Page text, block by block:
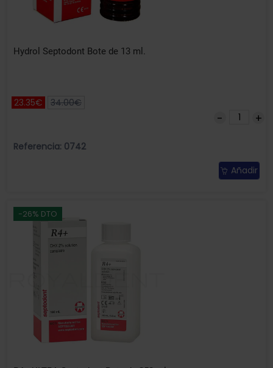
Hydrol Septodont Bote de 13 ml.
23.35€ 34.00€
Referencia: 0742
Añadir
-26% DTO